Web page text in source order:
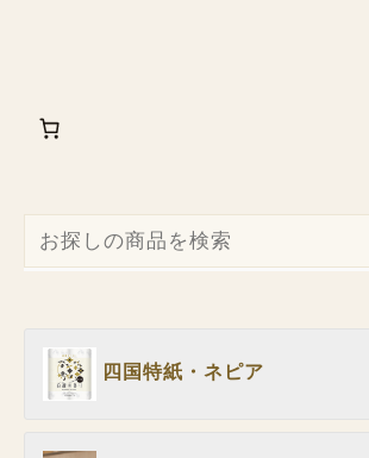
四国特紙・ネピア